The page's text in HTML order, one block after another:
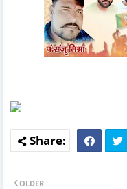
OLDER